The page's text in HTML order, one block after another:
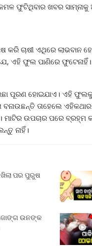
ଫୁଟିଥିବାର ଖବର ସାମ୍ନାକୁ
ଚାଷୀ ଏଥିରେ ଲାଭବାନ
ଏହି ଫୁଲ ପାଣିରେ
ପୂରଣ ହୋଇଯାଏ। ଏହି
ତାହେଲେ ଏହିକଥାର
ଉପଚାର ପରେ ବ୍ରହ୍ମ
ନାହିଁ।
ପର ପୁରୁଷ
ଉନଙ୍କ